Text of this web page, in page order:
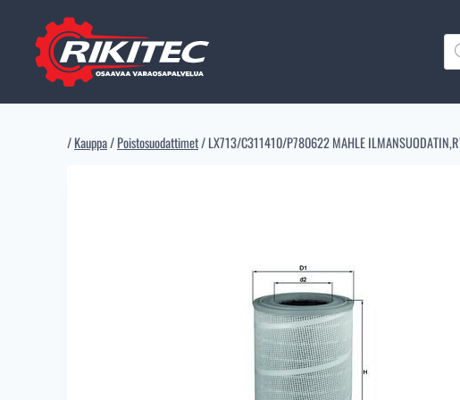
sisältöön
/Kauppa/Poistosuodattimet/LX713/C311410/P780622 MAHLE